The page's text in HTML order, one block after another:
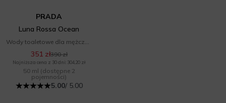
PRADA
Luna Rossa Ocean
351 zł390 zł
Najniższa cena z 30 dni: 304,20 zł
50 ml (dostępne 2
pojemności)
5.00/ 5.00